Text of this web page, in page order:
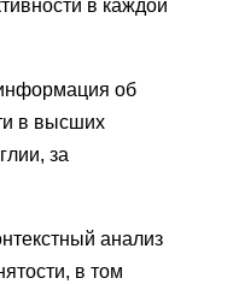
в каждой
об
в высших
за
анализ
в том